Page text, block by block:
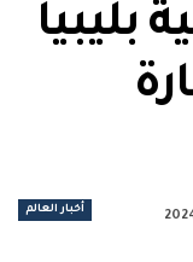
بليبيا
أخبار العالم